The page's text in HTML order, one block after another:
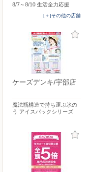
8/7～8/10 生活全力応援
[＋]その他の店舗
ケーズデンキ/宇部店
魔法瓶構造で持ち運ぶ氷の
う アイスパックシリーズ